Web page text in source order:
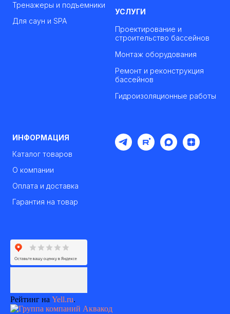
Тренажеры и подъемники
Для саун и SPA
УСЛУГИ
Проектирование и
строительство бассейнов
Монтаж оборудования
Ремонт и реконструкция
бассейнов
Гидроизоляционные работы
ИНФОРМАЦИЯ
Каталог товаров
О компании
Оплата и доставка
Гарантия на товар
Рейтинг на Yell.ru.